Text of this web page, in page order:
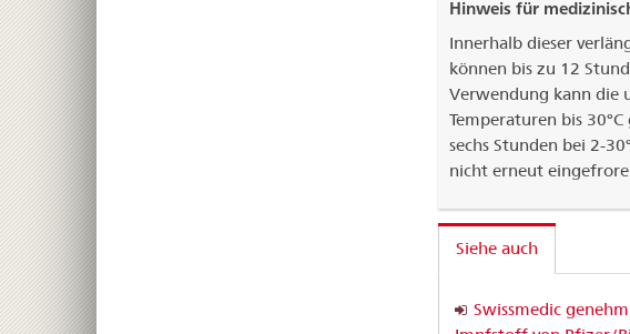
Hinweis für
Innerhalb dieser
können bis zu 12
Verwendung kann die
Temperaturen bis
sechs Stunden bei 2-
nicht erneut
Siehe auch
Swissmedic